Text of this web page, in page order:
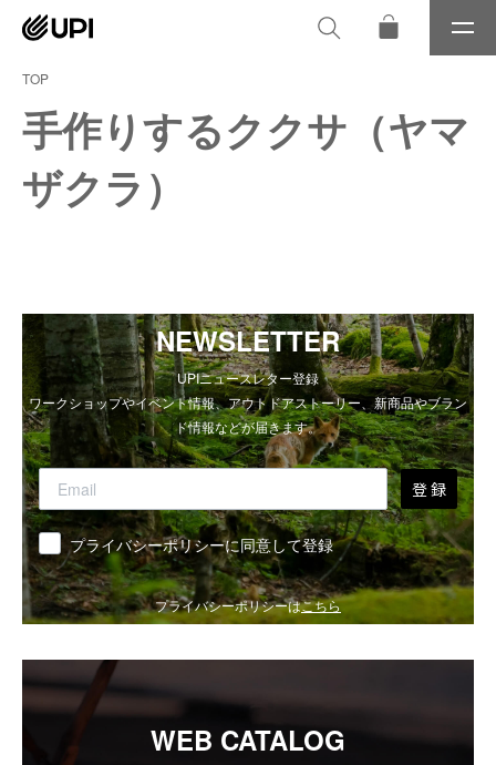
メ
ニ
TOP
手作りするククサ（ヤマ
ザクラ）
NEWSLETTER
UPIニュースレター登録
ワークショップやイベント情報、アウトドアストーリー、新商品やブラン
ド情報などが届きます。
登 録
同意 プライバシーポリシーに同意して登録
プライバシーポリシーはこちら
WEB CATALOG